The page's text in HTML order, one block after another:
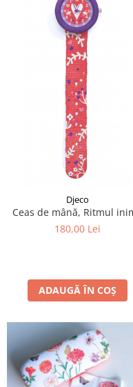
Djeco
Ceas de mână, Ritmul
180,00 Lei
ADAUGĂ ÎN COȘ